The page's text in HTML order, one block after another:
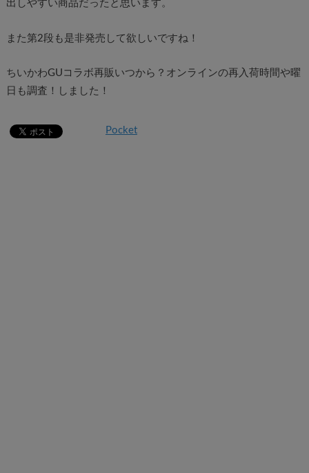
出しやすい商品だったと思います。
また第2段も是非発売して欲しいですね！
ちいかわGUコラボ再販いつから？オンラインの再入荷時間や曜
日も調査！しました！
Pocket